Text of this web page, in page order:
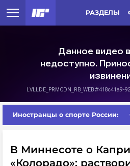
РАЗДЕЛЫ
Иностранцы о спорте России:
В Миннесоте о
«Колорадо»: